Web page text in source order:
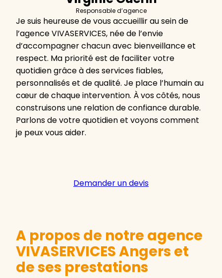
Responsable d’agence
Je suis heureuse de vous accueillir au sein de
l’agence VIVASERVICES, née de l’envie
d’accompagner chacun avec bienveillance et
respect. Ma priorité est de faciliter votre
quotidien grâce à des services fiables,
personnalisés et de qualité. Je place l’humain au
cœur de chaque intervention. À vos côtés, nous
construisons une relation de confiance durable.
Parlons de votre quotidien et voyons comment
je peux vous aider.
Demander un devis
A propos de notre agence
VIVASERVICES Angers et
de ses prestations